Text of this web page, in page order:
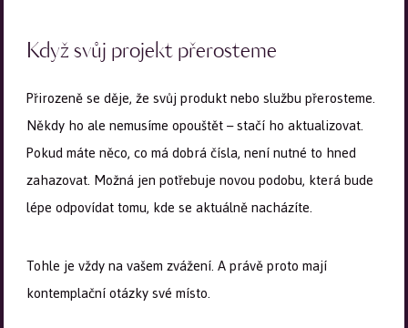
Když svůj projekt přerosteme
Přirozeně se děje, že svůj produkt nebo službu přerosteme.
Někdy ho ale nemusíme opouštět – stačí ho aktualizovat.
Pokud máte něco, co má dobrá čísla, není nutné to hned
zahazovat. Možná jen potřebuje novou podobu, která bude
lépe odpovídat tomu, kde se aktuálně nacházíte.
Tohle je vždy na vašem zvážení. A právě proto mají
kontemplační otázky své místo.